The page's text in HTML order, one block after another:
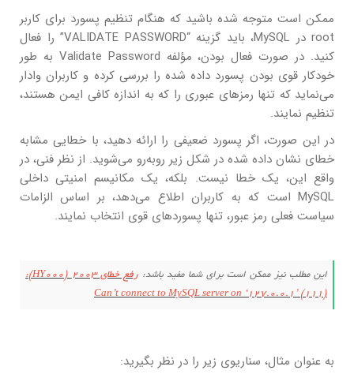
ممکن است متوجه شده باشید که هنگام تنظیم پسورد برای کاربر
root در MySQL، باید گزینه “VALIDATE PASSWORD” را فعال
کنید. در صورت فعال بودن، مؤلفه Validate Password به طور
خودکار قوی بودن پسورد داده شده را بررسی کرده و کاربران وادار
می‌نماید که تنها رمزهای عبوری را که به اندازه کافی ایمن هستند،
تنظیم نمایند.
در این صورت، اگر پسورد ضعیفی را ارائه دهید، با خطایی مشابه
خطای نشان داده شده در شکل زیر روبه‌رو می‌شوید. از نظر فنی، در
واقع این، یک خطا نیست. بلکه، یک مکانیسم امنیتی داخلی
MySQL است که به کاربران اطلاع می‌دهد، بر اساس الزامات
سیاست فعلی رمز عبور، تنها پسوردهای قوی انتخاب نمایند.
این مطلب نیز ممکن است برای شما مفید باشد:
رفع خطای 2003 (HY000):
Can’t connect to MySQL server on ‘127.0.0.1’ (111)
به عنوان مثال، سناریوی زیر را در نظر بگیرید: